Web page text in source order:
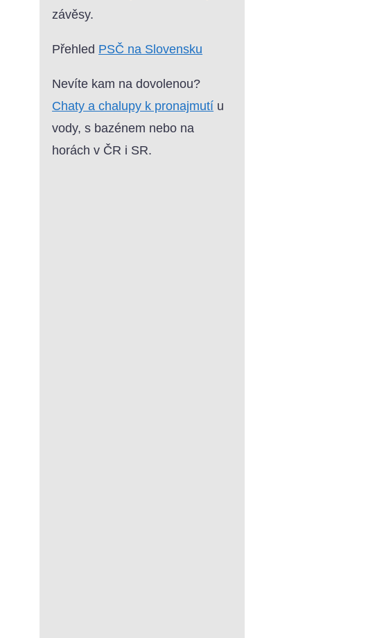
závěsy.
Přehled PSČ na Slovensku
Nevíte kam na dovolenou?
Chaty a chalupy k pronajmutí u
vody, s bazénem nebo na
horách v ČR i SR.